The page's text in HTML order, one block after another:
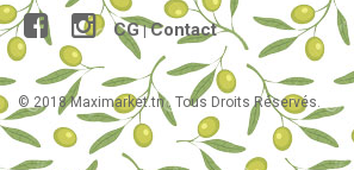
CG|Contact
© 2018 Maximarket.tn . Tous Droits Réservés.